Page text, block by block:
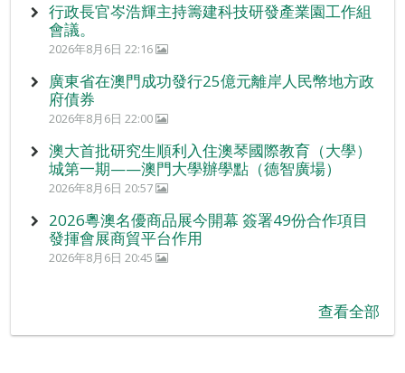
行政長官岑浩輝主持籌建科技研發產業園工作組
會議。
2026年8月6日 22:16
廣東省在澳門成功發行25億元離岸人民幣地方政
府債券
2026年8月6日 22:00
澳大首批研究生順利入住澳琴國際教育（大學）
城第一期——澳門大學辦學點（德智廣場）
2026年8月6日 20:57
2026粵澳名優商品展今開幕 簽署49份合作項目
發揮會展商貿平台作用
2026年8月6日 20:45
查看全部